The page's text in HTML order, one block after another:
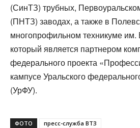
(СинТЗ) трубных,
(ПНТЗ) заводах, а также в
многопрофильном техникуме
который является партнером
федерального проекта
кампусе Уральского
(УрФУ).
ФОТО пресс-служба ВТЗ